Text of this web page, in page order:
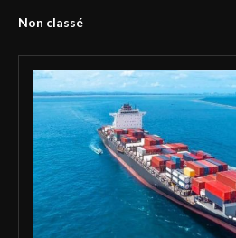
Non classé